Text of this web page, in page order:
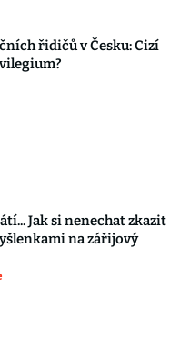
řidičů v Česku: Cizí
Jak si nenechat zkazit
na zářijový